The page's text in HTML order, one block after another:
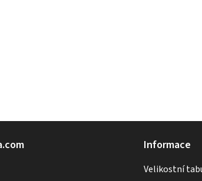
Informace
Velikostní